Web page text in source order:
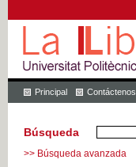
Principal Contáctenos
Búsqueda
>> Búsqueda avanzada